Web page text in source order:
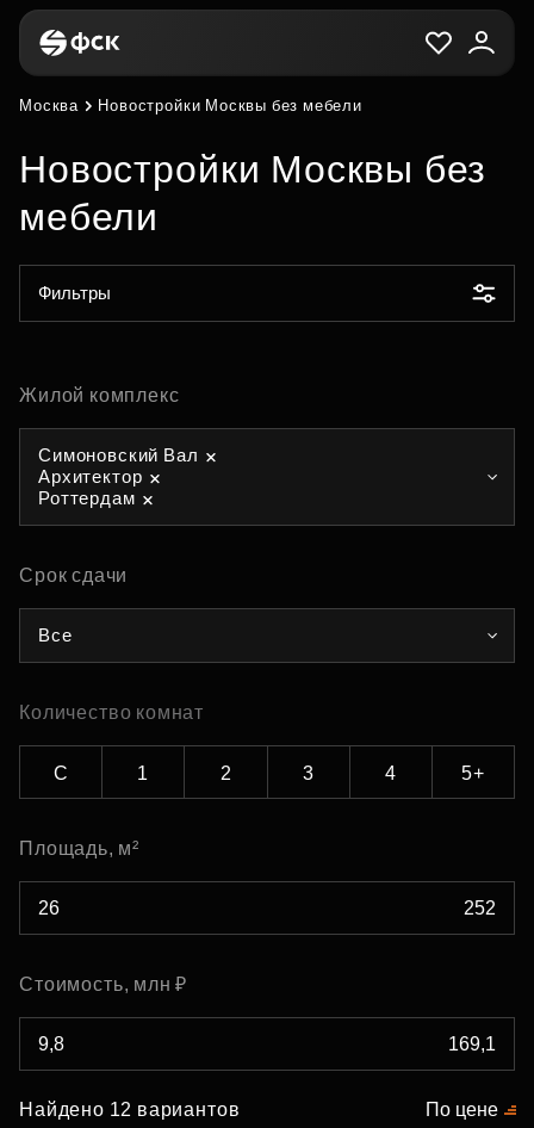
Москва Новостройки Москвы без мебели
Новостройки Москвы без
мебели
Фильтры
Жилой комплекс
Симоновский Вал
Архитектор
Роттердам
Срок сдачи
Все
Количество комнат
С 1 2 3 4 5+
Площадь, м²
Стоимость, млн ₽
Найдено 12 вариантов По цене